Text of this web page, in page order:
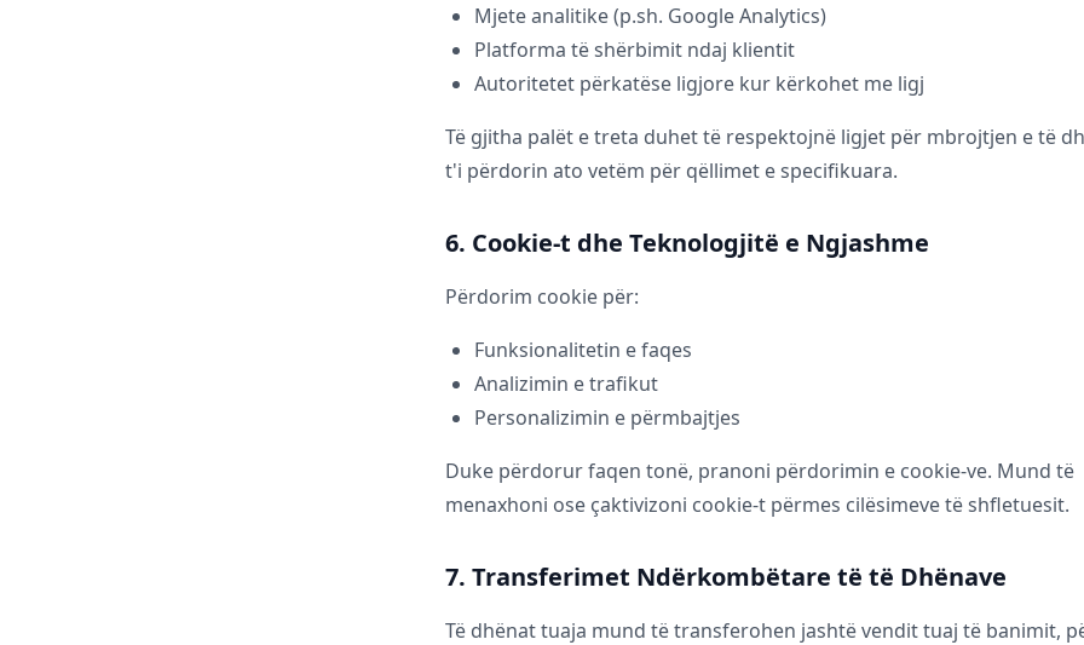
Mjete analitike (p.sh. Google Analytics)
Platforma të shërbimit ndaj klientit
Autoritetet përkatëse ligjore kur kërkohet me ligj
Të gjitha palët e treta duhet të respektojnë ligjet për mbrojtjen e të
t'i përdorin ato vetëm për qëllimet e specifikuara.
6. Cookie-t dhe Teknologjitë e Ngjashme
Përdorim cookie për:
Funksionalitetin e faqes
Analizimin e trafikut
Personalizimin e përmbajtjes
Duke përdorur faqen tonë, pranoni përdorimin e cookie-ve. Mund të
menaxhoni ose çaktivizoni cookie-t përmes cilësimeve të shfletuesit.
7. Transferimet Ndërkombëtare të të Dhënave
Të dhënat tuaja mund të transferohen jashtë vendit tuaj të banimit,